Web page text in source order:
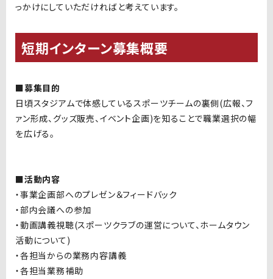
っかけにしていただければと考えています。
短期インターン募集概要
■募集目的
日頃スタジアムで体感しているスポーツチームの裏側(広報、フ
ァン形成、グッズ販売、イベント企画)を知ることで職業選択の幅
を広げる。
■活動内容
・事業企画部へのプレゼン＆フィードバック
・部内会議への参加
・動画講義視聴(スポーツクラブの運営について、ホームタウン
活動について)
・各担当からの業務内容講義
・各担当業務補助